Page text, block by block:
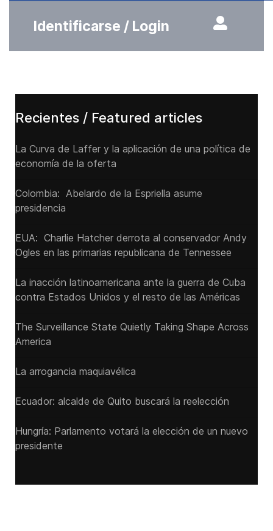
Identificarse / Login
Recientes / Featured articles
La Curva de Laffer y la aplicación de una política de
economía de la oferta
Colombia: Abelardo de la Espriella asume
presidencia
EUA: Charlie Hatcher derrota al conservador Andy
Ogles en las primarias republicana de Tennessee
La inacción latinoamericana ante la guerra de Cuba
contra Estados Unidos y el resto de las Américas
The Surveillance State Quietly Taking Shape Across
America
La arrogancia maquiavélica
Ecuador: alcalde de Quito buscará la reelección
Hungría: Parlamento votará la elección de un nuevo
presidente